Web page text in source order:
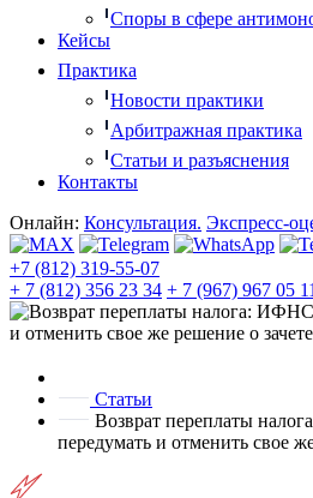
Споры в сфере
Кейсы
Практика
Новости практики
Арбитражная практика
Статьи и разъяснения
Контакты
Онлайн: Консультация. Экспресс-
+7 (812) 319-55-07
+ 7 (812) 356 23 34 + 7 (967) 967 05 11
Статьи
Возврат переплаты
передумать и отменить свое